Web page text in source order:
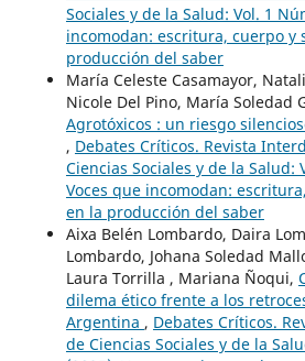
Sociales y de la Salud: Vol. 1
incomodan: escritura, cuerpo y
producción del saber
María Celeste Casamayor,
Nicole Del Pino, María Soledad
Agrotóxicos : un riesgo
, Debates Críticos. Revista
Ciencias Sociales y de la Salud:
Voces que incomodan:
en la producción del saber
Aixa Belén Lombardo, Daira
Lombardo, Johana Soledad
Laura Torrilla , Mariana Ñoqui,
dilema ético frente a los
Argentina , Debates Críticos.
de Ciencias Sociales y de la